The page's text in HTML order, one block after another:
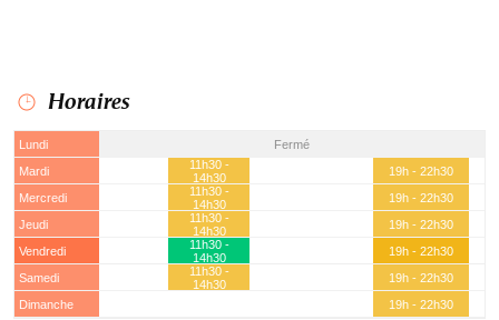
Horaires
Lundi
Fermé
Mardi
11h30 -
14h30
19h - 22h30
Mercredi
11h30 -
14h30
19h - 22h30
Jeudi
11h30 -
14h30
19h - 22h30
Vendredi
11h30 -
14h30
19h - 22h30
Samedi
11h30 -
14h30
19h - 22h30
Dimanche
19h - 22h30